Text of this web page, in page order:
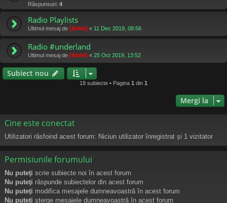
Răspunsuri: 4
Radio Playlists
Ultimul mesaj de [Altfel] « 11 Dec 2019, 08:56
Radio #underland
Ultimul mesaj de [Altfel] « 25 Oct 2019, 13:52
Subiect nou
18 subiecte • Pagina 1 din 1
Mergi la
Cine este conectat
Utilizatori răsfoind acest forum: Niciun utilizator înregistrat și 1 vizitator
Permisiunile forumului
Nu puteţi scrie subiecte noi în acest forum
Nu puteţi răspunde subiectelor din acest forum
Nu puteţi modifica mesajele dumneavoastră în acest forum
Nu puteţi şterge mesajele dumneavoastră în acest forum